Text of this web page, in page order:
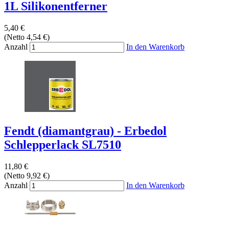
1L Silikonentferner
5,40 €
(Netto 4,54 €)
Anzahl
In den Warenkorb
Fendt (diamantgrau) - Erbedol
Schlepperlack SL7510
11,80 €
(Netto 9,92 €)
Anzahl
In den Warenkorb